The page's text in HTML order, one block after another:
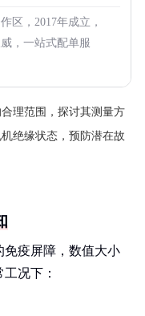
区，2017年成立，
，一站式配单服
理范围，探讨其测量方
绝缘状态，预防潜在故
免疫屏障，数值大小
况下：